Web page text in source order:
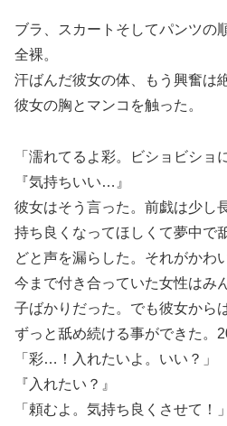
ブラ、スカートそしてパンツの
全裸。
汗ばんだ彼女の体、もう興奮は
彼女の胸とマンコを触った。
「濡れてるよ彩。ビショビショ
『気持ちいい…』
彼女はそう言った。前戯は少し
持ち良くなってほしくて夢中で
どと声を漏らした。それがかわ
今まで付き合っていた女性はみ
子ばかりだった。でも彼女から
ずっと舐め続ける事ができた。
「彩…！入れたいよ。いい？」
『入れたい？』
「頼むよ。気持ち良くさせて！」